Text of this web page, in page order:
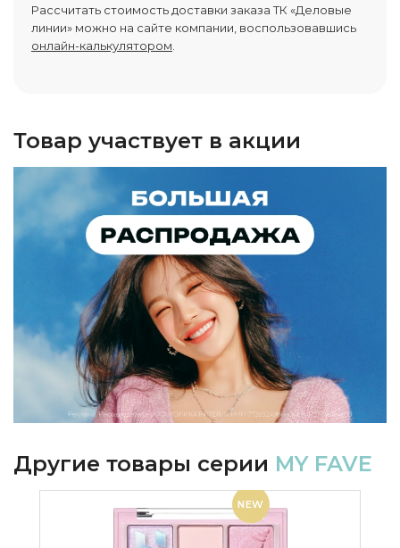
Рассчитать стоимость доставки заказа ТК «Деловые
линии» можно на сайте компании, воспользовавшись
онлайн-калькулятором
Товар участвует в акции
Другие товары серии MY FAVE
NEW